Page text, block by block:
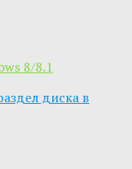
8/8.1
диска в